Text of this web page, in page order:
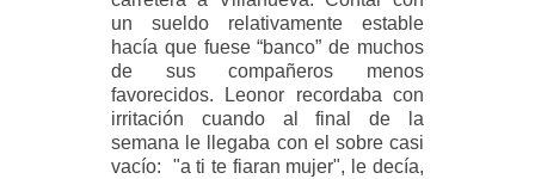
un sueldo relativamente estable
hacía que fuese “banco” de muchos
de sus compañeros menos
favorecidos. Leonor recordaba con
irritación cuando al final de la
semana le llegaba con el sobre casi
vacío: "a ti te fiaran mujer", le decía,